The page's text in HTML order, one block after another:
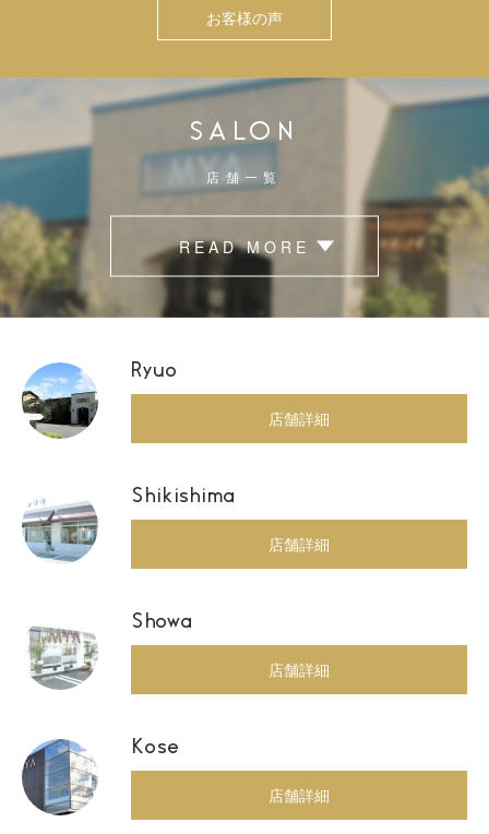
お客様の声
SALON
店舗一覧
READ MORE
Ryuo
店舗詳細
Shikishima
店舗詳細
Showa
店舗詳細
Kose
店舗詳細